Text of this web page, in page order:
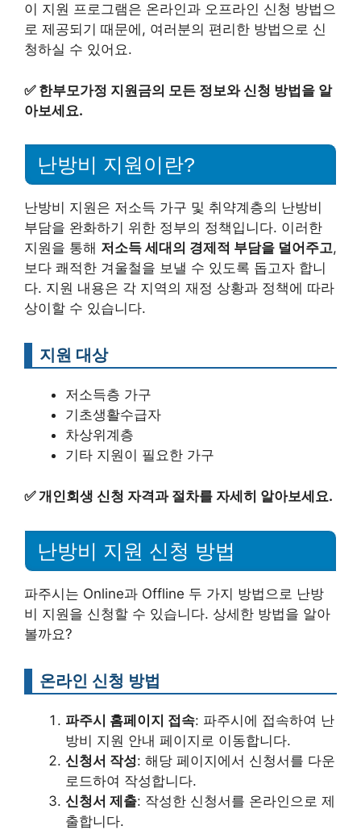
이 지원 프로그램은 온라인과 오프라인 신청 방법으
로 제공되기 때문에, 여러분의 편리한 방법으로 신
청하실 수 있어요.
✅ 한부모가정 지원금의 모든 정보와 신청 방법을 알
아보세요.
난방비 지원이란?
난방비 지원은 저소득 가구 및 취약계층의 난방비
부담을 완화하기 위한 정부의 정책입니다. 이러한
지원을 통해 저소득 세대의 경제적 부담을 덜어주고,
보다 쾌적한 겨울철을 보낼 수 있도록 돕고자 합니
다. 지원 내용은 각 지역의 재정 상황과 정책에 따라
상이할 수 있습니다.
지원 대상
저소득층 가구
기초생활수급자
차상위계층
기타 지원이 필요한 가구
✅개인회생 신청 자격과 절차를 자세히 알아보세요.
난방비 지원 신청 방법
파주시는 Online과 Offline 두 가지 방법으로 난방
비 지원을 신청할 수 있습니다. 상세한 방법을 알아
볼까요?
온라인 신청 방법
파주시 홈페이지 접속: 파주시에 접속하여 난
방비 지원 안내 페이지로 이동합니다.
신청서 작성: 해당 페이지에서 신청서를 다운
로드하여 작성합니다.
신청서 제출: 작성한 신청서를 온라인으로 제
출합니다.